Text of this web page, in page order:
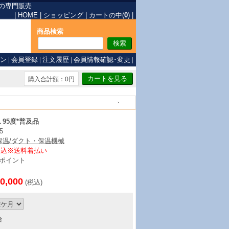
専門販売
HOME ショッピング カートの中(0)
商品検索
| 会員登録 | 注文履歴 | 会員情報確認･変更 |
購入合計額：0円
95度*普及品
温/ダクト・保温機械
※送料着払い
イント
(税込)